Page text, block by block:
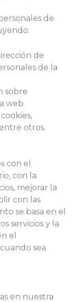
de
de
de la
sobre
web.
otros.
con el
con la
mejorar la
con las
se basa en el
servicios y la
el
sea
en nuestra